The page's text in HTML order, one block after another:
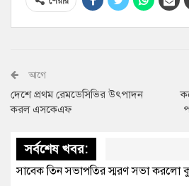
আগে
দেশে প্রথম রেমডেসিভির উৎপাদন
করল এসকেএফ
সর্বশেষ খবর:
সাবেক তিন সভাপতির স্মরণ সভা করলো